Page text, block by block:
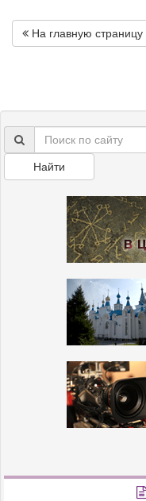
На главную страницу
Найти